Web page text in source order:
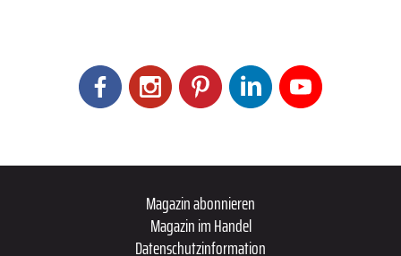
Magazin abonnieren
Magazin im Handel
Datenschutzinformation